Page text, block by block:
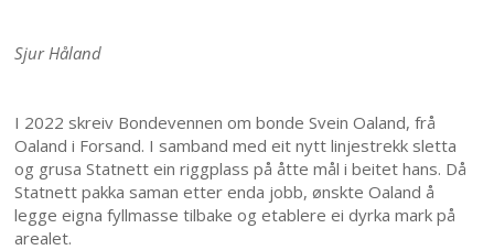
Sjur Håland​
I 2022 skreiv Bondevennen om bonde Svein Oaland, frå
Oaland i Forsand. I samband med eit nytt linjestrekk sletta
og grusa Statnett ein riggplass på åtte mål i beitet hans. Då
Statnett pakka saman etter enda jobb, ønskte Oaland å
legge eigna fyllmasse tilbake og etablere ei dyrka mark på
arealet.